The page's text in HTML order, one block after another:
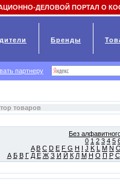
товаров
Без
0 1 2 3 4 5
A B C D E F G H I J K L M N
А Б В Г Д Е Ж З И Й К Л М Н О П Р С
ДЕЛОВОЙ ПОРТАЛ О
Бренды
партнеру